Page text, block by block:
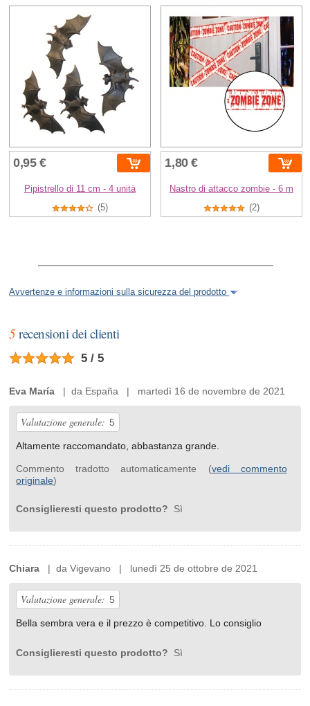
0,95 €
Pipistrello di 11 cm - 4 unità
(5)
1,80 €
Nastro di attacco zombie - 6 m
(2)
Avvertenze e informazioni sulla sicurezza del prodotto
5recensioni dei clienti
5 / 5
Eva María | da España | martedì 16 de novembre de 2021
Valutazione generale: 5
Altamente raccomandato, abbastanza grande.
Commento tradotto automaticamente (vedi commento
originale)
Consiglieresti questo prodotto? Sì
Chiara | da Vigevano | lunedì 25 de ottobre de 2021
Valutazione generale: 5
Bella sembra vera e il prezzo è competitivo. Lo consiglio
Consiglieresti questo prodotto? Sì